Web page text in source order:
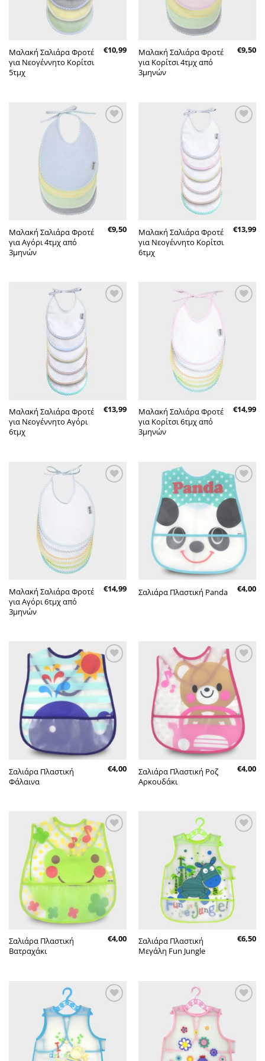
Μαλακή Σαλιάρα Φροτέ
για Νεογέννητο Κορίτσι
5τμχ
€10,99
Μαλακή Σαλιάρα Φροτέ
για Κορίτσι 4τμχ από
3μηνών
€9,50
Πρόσθήκη
στην λίστα
επιθυμητών
Μαλακή Σαλιάρα Φροτέ
για Αγόρι 4τμχ από
3μηνών
€9,50
στην λίστα
επιθυμητών
Μαλακή Σαλιάρα Φροτέ
για Νεογέννητο Κορίτσι
6τμχ
€13,99
Πρόσθήκη
στην λίστα
επιθυμητών
Μαλακή Σαλιάρα Φροτέ
για Νεογέννητο Αγόρι
6τμχ
€13,99
επιθυμητών
Μαλακή Σαλιάρα Φροτέ
για Κορίτσι 6τμχ από
3μηνών
€14,99
Πρόσθήκη
στην λίστα
επιθυμητών
Μαλακή Σαλιάρα Φροτέ
για Αγόρι 6τμχ από
3μηνών
€14,99
Πρόσθήκη
στην λίστα
επιθυμητών
Σαλιάρα Πλαστική Panda €4,00
Πρόσθήκη
στην λίστα
επιθυμητών
Σαλιάρα Πλαστική
Φάλαινα
€4,00
Πρόσθήκη
στην λίστα
επιθυμητών
Σαλιάρα Πλαστική Ροζ
Αρκουδάκι
€4,00
Πρόσθήκη
στην λίστα
επιθυμητών
Σαλιάρα Πλαστική
Βατραχάκι
€4,00
Πρόσθήκη
στην λίστα
επιθυμητών
Σαλιάρα Πλαστική
Μεγάλη Fun Jungle
€6,50
Πρόσθήκη
στην λίστα
επιθυμητών
Πρόσθήκη
στην λίστα
επιθυμητών